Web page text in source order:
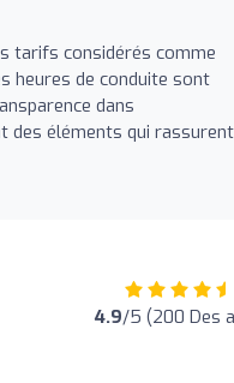
tarifs considérés comme
heures de conduite sont
dans
des éléments qui rassurent
4.9/5 (200 Des